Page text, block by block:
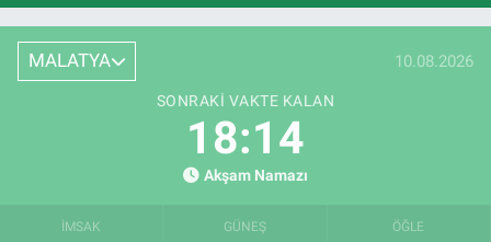
MALATYA 10.08.2026
SONRAKI VAKTE KALAN
18:12
Akşam Namazı
İMSAK GÜNEŞ ÖĞLE